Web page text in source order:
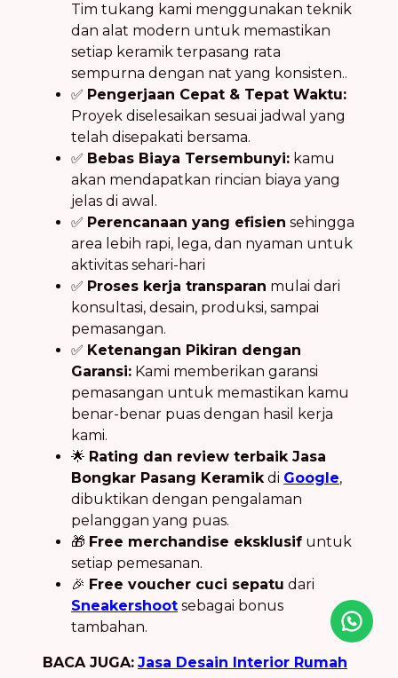
Tim tukang kami menggunakan teknik
dan alat modern untuk memastikan
setiap keramik terpasang rata
sempurna dengan nat yang konsisten..
✅ Pengerjaan Cepat & Tepat Waktu:
Proyek diselesaikan sesuai jadwal yang
telah disepakati bersama.
✅ Bebas Biaya Tersembunyi: kamu
akan mendapatkan rincian biaya yang
jelas di awal.
✅ Perencanaan yang efisien sehingga
area lebih rapi, lega, dan nyaman untuk
aktivitas sehari-hari
✅ Proses kerja transparan mulai dari
konsultasi, desain, produksi, sampai
pemasangan.
✅ Ketenangan Pikiran dengan
Garansi: Kami memberikan garansi
pemasangan untuk memastikan kamu
benar-benar puas dengan hasil kerja
kami.
🌟 Rating dan review terbaik Jasa
Bongkar Pasang Keramik di Google,
dibuktikan dengan pengalaman
pelanggan yang puas.
🎁 Free merchandise eksklusif untuk
setiap pemesanan.
🎉 Free voucher cuci sepatu dari
Sneakershoot sebagai bonus
tambahan.
BACA JUGA: Jasa Desain Interior Rumah